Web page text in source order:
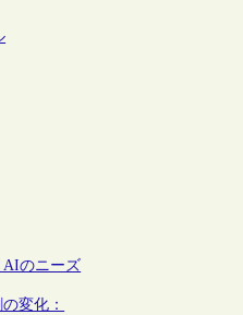
AIのニーズ
変化：